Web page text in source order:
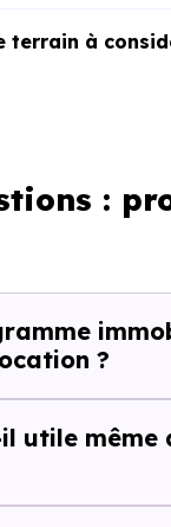
terrain à
du
:
?
utile même